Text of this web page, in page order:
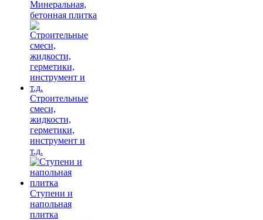
Минеральная,
бетонная плитка
Строительные
смеси,
жидкости,
герметики,
инструмент и
т.д.
Ступени и
напольная
плитка